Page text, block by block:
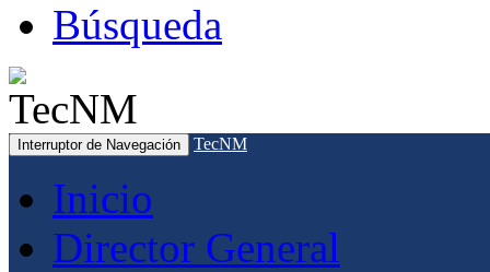
Búsqueda
Interruptor de Navegación TecNM
Inicio
Director General